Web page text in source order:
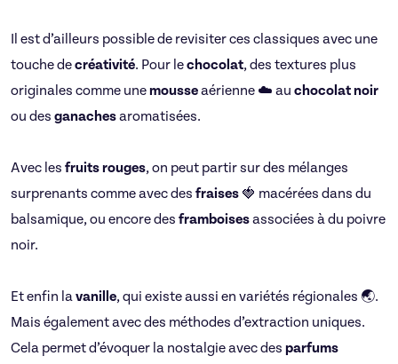
Il est d’ailleurs possible de revisiter ces classiques avec une
touche decréativité. Pour lechocolat, des textures plus
originales comme unemousseaérienne ☁️ au chocolat noir
ou des ganachesaromatisées.
Avec les fruits rouges, on peut partir sur des mélanges
surprenants comme avec des fraises 🍓 macérées dans du
balsamique, ou encore des framboisesassociées à du poivre
noir.
Et enfin lavanille, qui existe aussi en variétés régionales 🌏.
Mais également avec des méthodes d’extraction uniques.
Cela permet d’évoquer la nostalgie avec des parfums